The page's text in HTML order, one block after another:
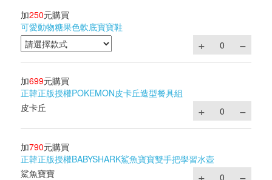
加250元購買
可愛動物糖果色軟底寶寶鞋
加699元購買
正韓正版授權POKEMON皮卡丘造型餐具組
皮卡丘
加790元購買
正韓正版授權BABYSHARK鯊魚寶寶雙手把學習水壺
鯊魚寶寶